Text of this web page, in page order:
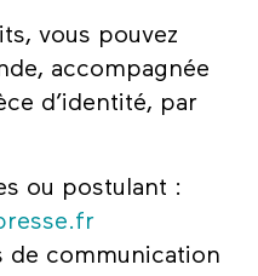
vous pouvez
accompagnée
d’identité, par
ou postulant :
de communication